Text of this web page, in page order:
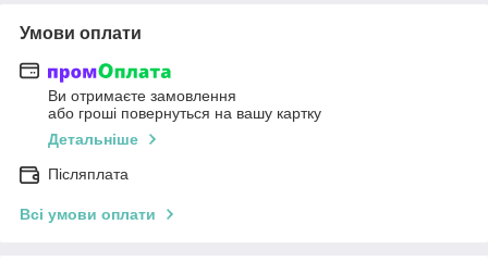
Умови оплати
Ви отримаєте замовлення
або гроші повернуться на вашу картку
Детальніше
Післяплата
Всі умови оплати